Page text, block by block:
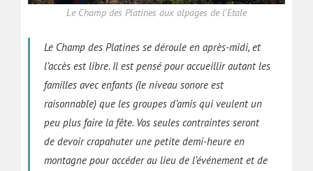
Le Champ des Platines aux alpages de l'Etale
Le Champ des Platines se déroule en après-midi, et
l’accès est libre. Il est pensé pour accueillir autant les
familles avec enfants (le niveau sonore est
raisonnable) que les groupes d’amis qui veulent un
peu plus faire la fête. Vos seules contraintes seront
de devoir crapahuter une petite demi-heure en
montagne pour accéder au lieu de l’événement et de